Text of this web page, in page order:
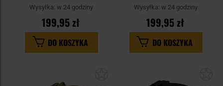
Wysyłka: w 24 godziny
199,95 zł
DO KOSZYKA
Wysyłka: w 24 godziny
199,95 zł
DO KOSZYKA